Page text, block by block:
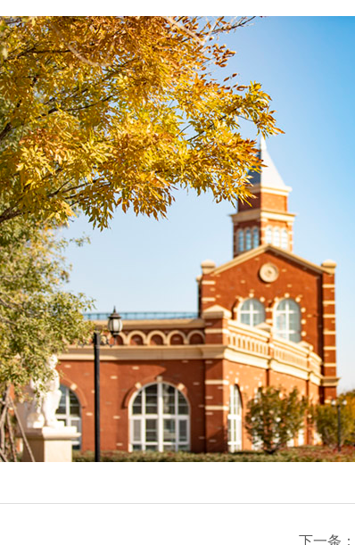
下一条：